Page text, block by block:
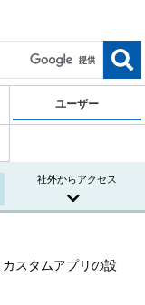
ユーザー
社外からアクセス
カスタムアプリの設